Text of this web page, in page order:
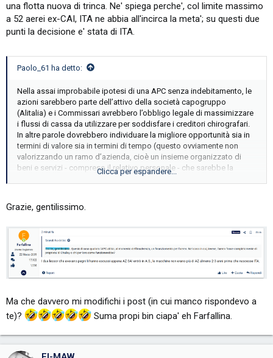
Possiamo però provare a ricostruire quanto avvenuto alla luce degli
strumenti a disposizione dell’UE in materia di recupero degli aiuti di
Stato illegali e delle numerose dichiarazioni pubbliche delle parti
volte la Vestager ha insistito sul tema della flotta nuova e “green”):
ciò che è stato autorizzato appare del tutto coerente con questo
Se è stato costruito un determinato perimetro aziendale con certe
caratteristiche, è perché queste rispettavano, a giudizio della
Commissione, gli elementi rilevanti per valutare l’eventuale continuità
economica tra le imprese:
i) oggetto del trasferimento (attivi e passivi, forza lavoro,
management);
iv) momento del trasferimento;
v) logica economica dell’operazione.
Per quanto riguarda la flotta, mi soffermerei in particolare sul primo
e sul quinto punto, anche alla luce degli elementi portati da
Paolo_61: la Commissione ha valutato le alternative industriali e ha
autorizzato ITA ad operare in un certo modo, ritenendo — a torto o a
ragione — che fosse la soluzione più coerente.
una flotta nuova di trinca. Ne' spiega perche', col limite massimo
a 52 aerei ex-CAI, ITA ne abbia all'incirca la meta'; su questi due
punti la decisione e' stata di ITA.
Paolo_61 ha detto:
Nella assai improbabile ipotesi di una APC senza indebitamento, le
azioni sarebbero parte dell’attivo della società capogruppo
(Alitalia) e i Commissari avrebbero l’obbligo legale di massimizzare
i flussi di cassa da utilizzare per soddisfare i creditori chirografari.
In altre parole dovrebbero individuare la migliore opportunità sia in
termini di valore sia in termini di tempo (questo ovviamente non
valorizzando un ramo d’azienda, cioè un insieme organizzato di
beni e servizi - compreso il relativo personale - che sarebbe la
soluzione privilegiata dall’attuale legge fallimentare. Nel caso
ramo d’azienda)
Clicca per espandere...
Grazie, gentilissimo.
Ma che davvero mi modifichi i post (in cui manco rispondevo a
te)?
Suma propi bin ciapa' eh Farfallina.